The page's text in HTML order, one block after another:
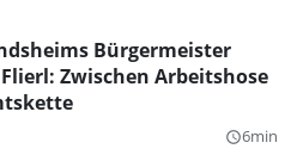
Bürgermeister
Zwischen Arbeitshose
query_builder6min